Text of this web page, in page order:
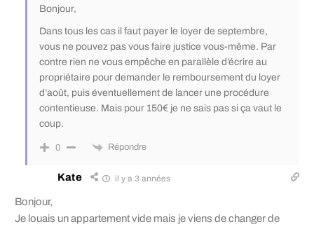
Bonjour,
Dans tous les cas il faut payer le loyer de septembre,
vous ne pouvez pas vous faire justice vous-même. Par
contre rien ne vous empêche en parallèle d’écrire au
propriétaire pour demander le remboursement du loyer
d’août, puis éventuellement de lancer une procédure
contentieuse. Mais pour 150€ je ne sais pas si ça vaut le
coup.
0 Répondre
Kate il y a 3 années
Bonjour,
Je louais un appartement vide mais je viens de changer de